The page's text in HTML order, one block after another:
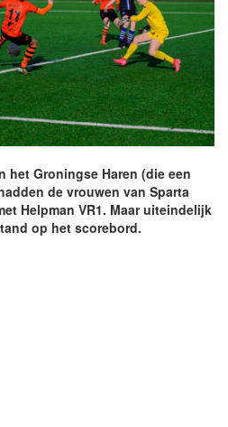
het Groningse Haren (die een
de vrouwen van Sparta
Helpman VR1. Maar uiteindelijk
op het scorebord.